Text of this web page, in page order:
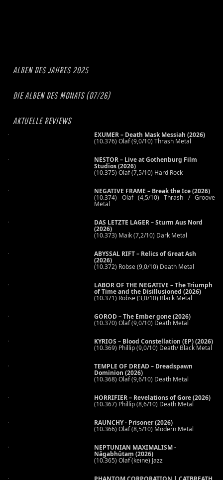
ALBEN DES JAHRES 2025
DIE ALBEN DES MONATS (07/26)
AKTUELLE REVIEWS
EXUMER – Death Mask Messiah (2026)
(10.376) Olaf (9,0/10) Thrash Metal
NESTOR – Live at Gothenburg Film
Studios (2026)
(10.375) Olaf (7,5/10) Hard Rock
NEGATIVE FRAME – Break the Ice (2026)
(10.374) Olaf (4,5/10) Thrash / Groove
Metal
DAS LETZTE LAGER – Sturm Aus Nord
(2026)
(10.373) Maik (7,2/10) Dark Metal
ABYSSAL RIFT – Relics of Great Ash
(2026)
(10.372) Robse (9,0/10) Death Metal
LABOR OF THE NEGATIVE – The Triumph
of Time and the Disillusioned (2026)
(10.371) Robse (3,0/10) Black Metal
GOROD – The Ember gone (2026)
(10.370) Olaf (9,0/10) Death Metal
KYRIOS – Blood Constellation (EP) (2026)
(10.369) Phillip (9,0/10) Death/ Black Metal
TEMPLE OF DREAD – Dreadspawn
Dominion (2026)
(10.368) Olaf (9,6/10) Death Metal
HORRIFIER – Revelations of Gore (2026)
(10.367) Phillip (8,6/10) Death Metal
RAUNCHY - Prisoner (2026)
(10.366) Olaf (8,5/10) Modern Metal
NEPTUNIAN MAXIMALISM -
Nāgabhūtaṃ (2026)
(10.365) Olaf (keine) Jazz